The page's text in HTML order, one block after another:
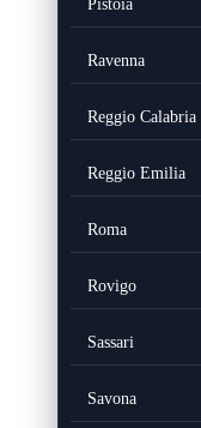
Pistoia
Ravenna
Reggio Calabria
Reggio Emilia
Roma
Rovigo
Sassari
Savona